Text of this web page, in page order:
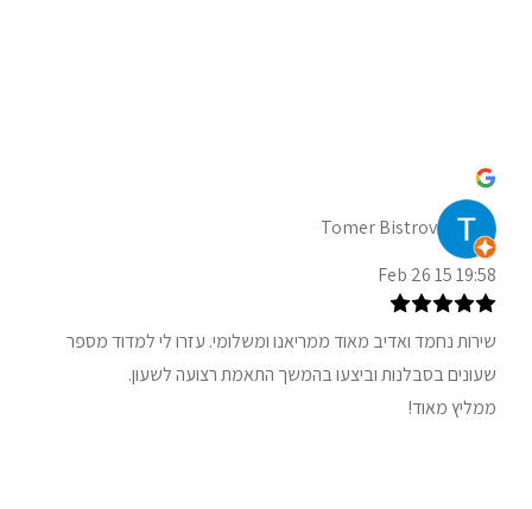
Tomer Bistrov
19:58 15 Feb 26
שירות נחמד ואדיב מאוד ממריאנו ומשלומי. עזרו לי למדוד מספר
שעונים בסבלנות וביצעו בהמשך התאמת רצועה לשעון.
ממליץ מאוד!